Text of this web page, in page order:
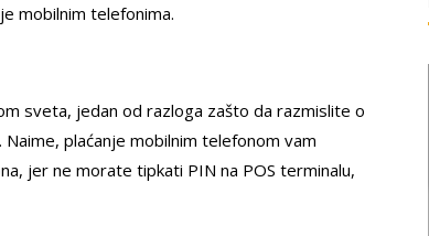
mobilnim telefonima.
sveta, jedan od razloga zašto da razmislite o
plaćanje mobilnim telefonom vam
jer ne morate tipkati PIN na POS terminalu,